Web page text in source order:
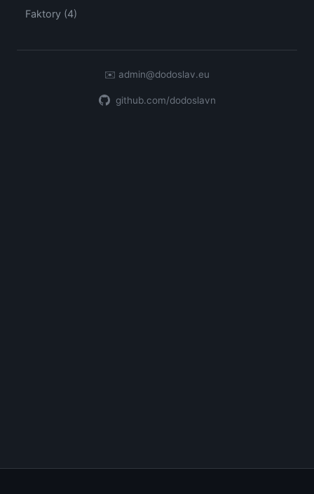
Faktory (4)
✉️ admin@dodoslav.eu
github.com/dodoslavn